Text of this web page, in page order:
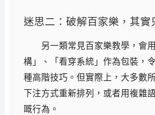
迷思二：破解百家樂，其實
另一類常見百家樂教學，會
構」、「看穿系統」作為包裝，
種高階技巧。但實際上，大多數
下注方式重新排列，或者用複雜
嘅行為。